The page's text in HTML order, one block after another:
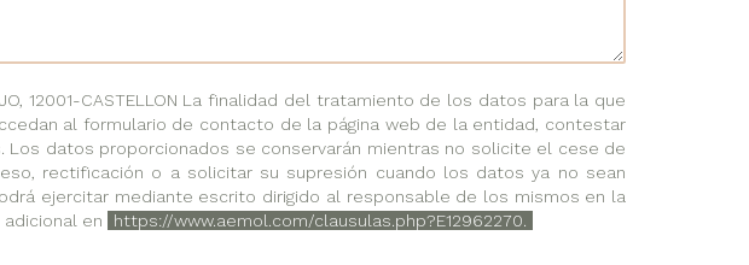
12001-CASTELLON La finalidad del tratamiento de los datos para la que
al formulario de contacto de la página web de la entidad, contestar
datos proporcionados se conservarán mientras no solicite el cese de
rectificación o a solicitar su supresión cuando los datos ya no sean
ejercitar mediante escrito dirigido al responsable de los mismos en la
en
https://www.aemol.com/clausulas.php?E12962270.